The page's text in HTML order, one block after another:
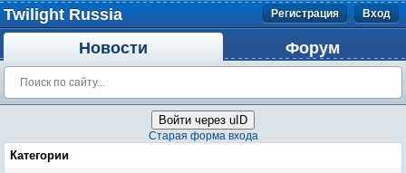
Twilight Russia Регистрация Вход
Новости Форум
Войти через uID
Старая форма входа
Категории